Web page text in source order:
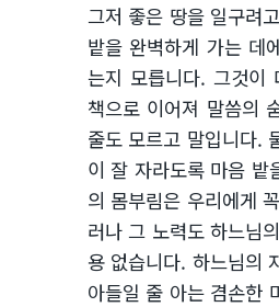
그저 좋은 땅을 일구려
밭을 완벽하게 가는 데
는지 모릅니다. 그것이
책으로 이어져 말씀의
줄도 모르고 말입니다.
이 잘 자라도록 마음 밭
의 몸부림은 우리에게
러나 그 노력도 하느님
용 없습니다. 하느님의
아들일 줄 아는 겸손한